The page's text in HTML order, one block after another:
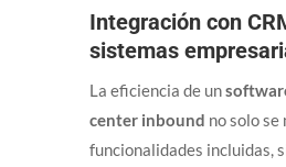
Integración con
sistemas
La eficiencia de un
center inbound no solo se
funcionalidades incluidas,